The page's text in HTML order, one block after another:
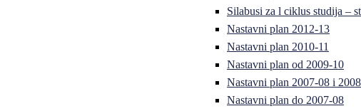
Silabusi za l ciklus studija –
Nastavni plan 2012-13
Nastavni plan 2010-11
Nastavni plan od 2009-10
Nastavni plan 2007-08 i
Nastavni plan do 2007-08